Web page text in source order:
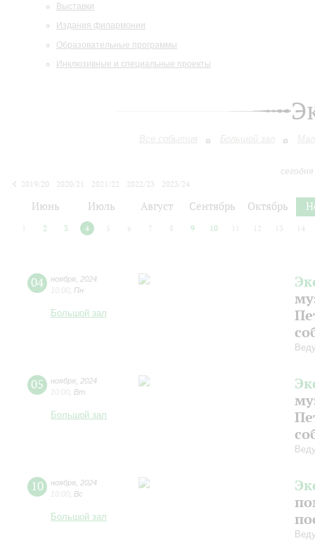
Выставки
Издания филармонии
Образовательные программы
Инклюзивные и специальные проекты
Все события Большой зал
2019/20
2020/21 2021/22 2022/23
2023/24
Июнь Июль Август Сентябрь Октябрь
2 3 4 5 6 7 8 9 10 12 13 14
04 ноября 2024
10:00 Пн
Большой зал
05 ноября 2024
10:00 Вт
Большой зал
10 ноября 2024
10:00 Вс
Большой зал